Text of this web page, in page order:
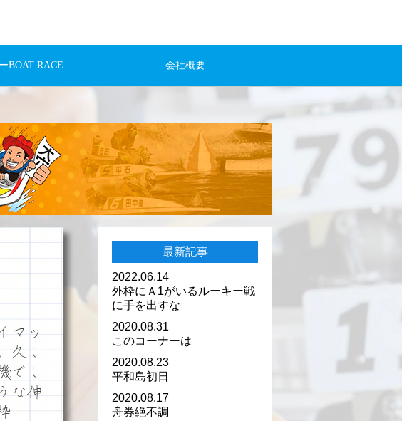
BOAT RACE 会社概要
マッ
久し
でし
な伸
最新記事
2022.06.14
外枠にＡ1がいるルーキー戦
に手を出すな
2020.08.31
このコーナーは
2020.08.23
平和島初日
2020.08.17
舟券絶不調